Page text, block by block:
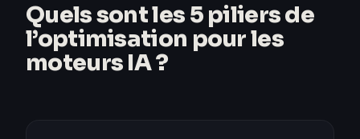
Quels sont les 5 piliers de
l’optimisation pour les
moteurs IA ?